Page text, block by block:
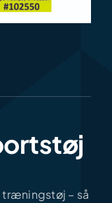
træningstøj – så